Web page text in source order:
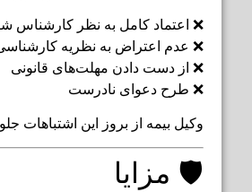
❌ اعتماد کامل به نظر کارشناس
❌ عدم اعتراض به نظریه
❌ از دست دادن مهلت‌های قانونی
❌ طرح دعوای نادرست
وکیل بیمه از بروز این اشتباهات
🛡️ مزایا